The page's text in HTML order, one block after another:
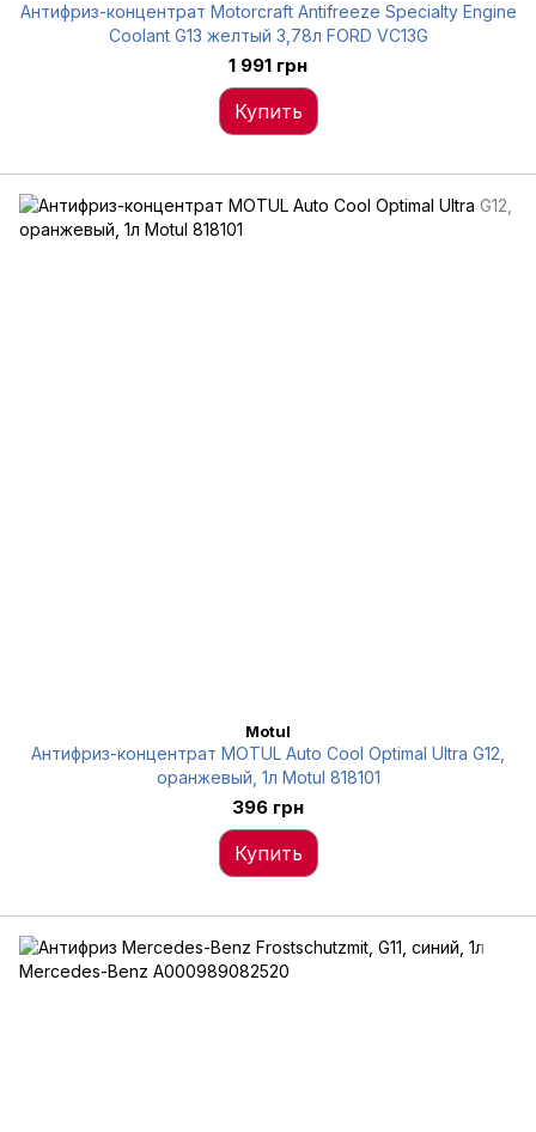
Антифриз-концентрат Motorcraft Antifreeze Specialty Engine
Coolant G13 желтый 3,78л FORD VC13G
1 991 грн
Купить
Motul
Антифриз-концентрат MOTUL Auto Cool Optimal Ultra G12,
оранжевый, 1л Motul 818101
396 грн
Купить